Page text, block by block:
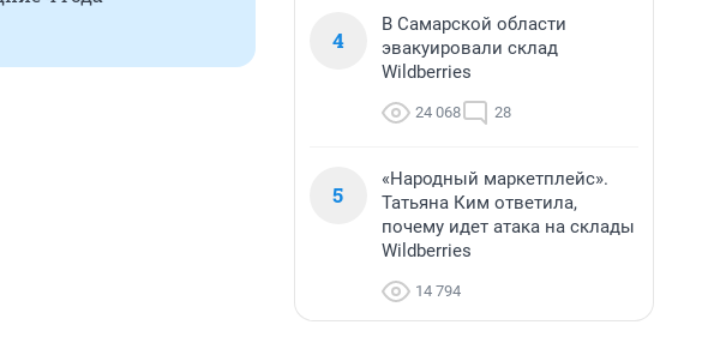
4
В Самарской области
эвакуировали склад
Wildberries
24 068 28
5
«Народный маркетплейс».
Татьяна Ким ответила,
почему идет атака на склады
Wildberries
14 794